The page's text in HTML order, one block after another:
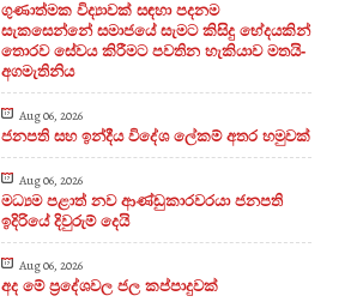
ගුණාත්මක විද්‍යාවක් සඳහා පදනම
සැකසෙන්නේ සමාජයේ සැමට කිසිදු භේදයකින්
තොරව සේවය කිරීමට පවතින හැකියාව මතයි-
අගමැතිනිය
Aug 06, 2026
ජනපති සහ ඉන්දීය විදේශ ලේකම් අතර හමුවක්
Aug 06, 2026
මධ්‍යම පළාත් නව ආණ්ඩුකාරවරයා ජනපති
ඉදිරියේ දිවුරුම් දෙයි
Aug 06, 2026
අද මේ ප්‍රදේශවල ජල කප්පාදුවක්